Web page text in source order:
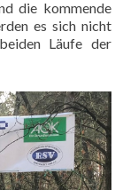
die kommende
es sich nicht
Läufe der